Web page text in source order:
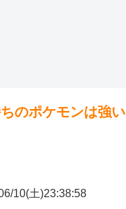
のポケモンは強い
10(土)23:38:58